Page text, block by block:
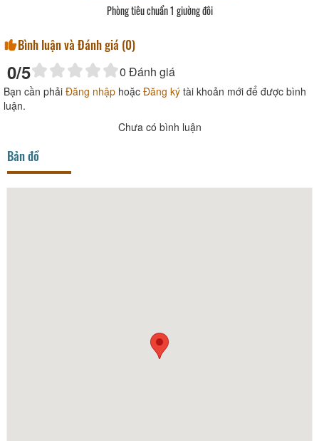
Phòng tiêu chuẩn 1 giường đôi
Bình luận và Đánh giá (0)
0/5 0 Đánh giá
Bạn cần phải Đăng nhập hoặc Đăng ký tài khoản mới để được bình
luận.
Chưa có bình luận
Bản đồ